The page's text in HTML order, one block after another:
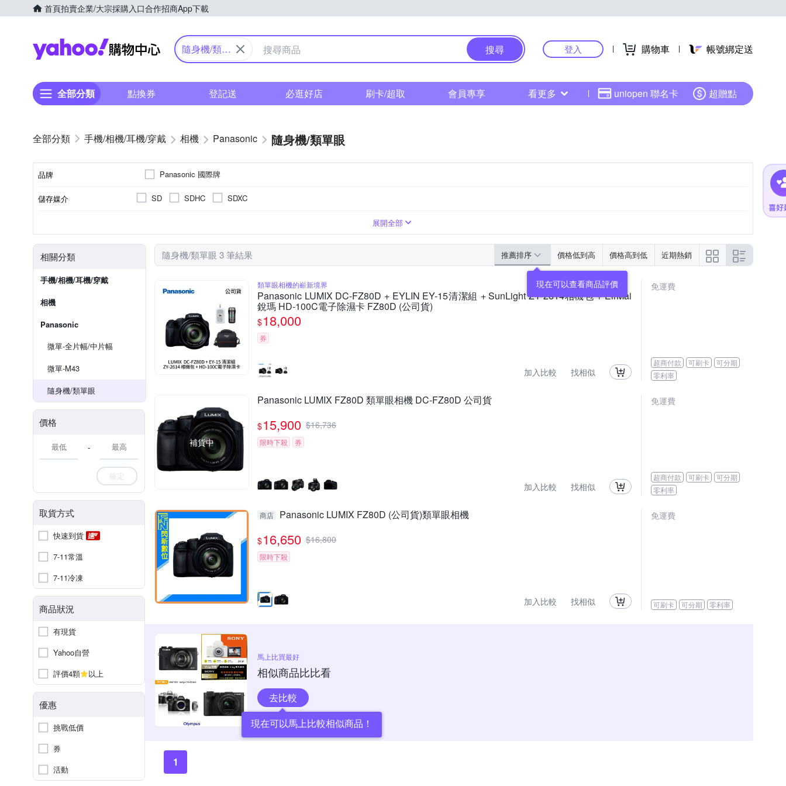
首頁拍賣企業/大宗採購入口合作招商App下載
Yahoo購物中心
隨身機/類單
搜尋 登入 購物車 帳號綁定送
全部分類 點換券 登記送 必逛好店 刷卡/超取 會員專享 看更多 uniopen 聯名卡 超贈點
手機/相機/耳機/穿戴 相機 Panasonic 隨身機/類單眼
品牌 Panasonic 國際牌
儲存媒介 SD SDHC SDXC
展開全部
相關分類
手機/相機/耳機/穿戴
相機
Panasonic
微單-全片幅/中片幅
微單-M43
隨身機/類單眼
價格
-
確定
取貨方式
快速到貨
7-11常溫
7-11冷凍
商品狀況
有現貨
Yahoo自營
評價4顆
以上
優惠
挑戰低價
券
活動
隨身機/類單眼 3 筆結果 推薦排序 價格低到高 價格高到低 近期熱銷
現在可以查看商品評價
類單眼相機的嶄新境界
Panasonic LUMIX DC-FZ80D + EYLIN EY-15清潔組 + SunLight ZY-2614相機包 + EirMai
銳瑪 HD-100C電子除濕卡 FZ80D (公司貨)
$18,000
券
加入比較 找相似
免運費
超商付款 可刷卡
可分期
零利率
補貨中
Panasonic LUMIX FZ80D 類單眼相機 DC-FZ80D 公司貨
$15,900 $16,736
限時下殺 券
加入比較 找相似
免運費
超商付款 可刷卡
可分期
零利率
商店 Panasonic LUMIX FZ80D (公司貨)類單眼相機
$16,650 $16,800
限時下殺
加入比較 找相似
免運費
可刷卡 可分期 零利率
馬上比買最好
相似商品比比看
去比較
現在可以馬上比較相似商品！
1